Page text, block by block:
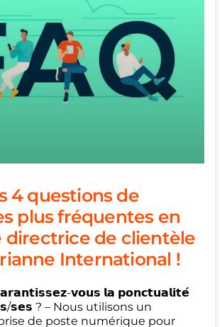
4 questions de
plus fréquentes en
directrice de clientèle
International !
𝘃𝗼𝘂𝘀 𝗹𝗮 𝗽𝗼𝗻𝗰𝘁𝘂𝗮𝗹𝗶𝘁𝗲́
𝘀𝗲𝘀 ? – Nous utilisons un
de poste numérique pour